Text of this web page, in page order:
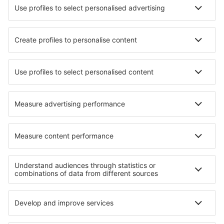
Hotels in Uttan Hotels in Bayonne Hotels in Ikaalinen
Hotels in Lipowy Most Hotels in Tetbury
Hotels in Nora Springs Hotels in Mara Simba
Hotels in Hay-on-Wye
Die besten Hotels - Regionen
Hotels in Toskana Hotels in Kampanien
Hotels in Italian Alps Hotels in Gröden
Hotels in Fassatal Hotels in Floridas Küste
Hotels in Silesian Beskids Hotels in Kreis Sandanski